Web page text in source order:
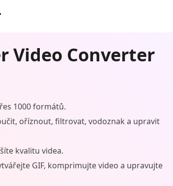
Video Converter
1000 formátů.
oříznout, filtrovat, vodoznak a upravit
kvalitu videa.
GIF, komprimujte video a upravujte